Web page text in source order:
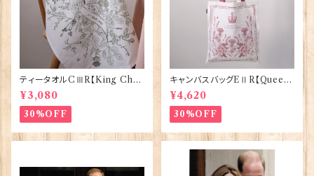
ティータオルCⅢR【King Char
lesⅢ Coronation】Victoria
Eggs 50129
¥3,080
30%OFF
キャンバスバッグEⅡR【Queen
ElizabethⅡ Commemorativ
e】Victoria Eggs 90332
¥4,620
30%OFF